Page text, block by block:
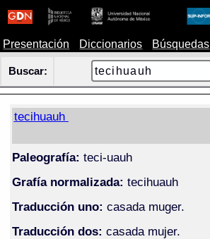
Presentación Diccionarios Búsquedas
Buscar:
tecihuauh
Paleografía: teci-uauh
Grafía normalizada: tecihuauh
Traducción uno: casada muger.
Traducción dos: casada mujer.